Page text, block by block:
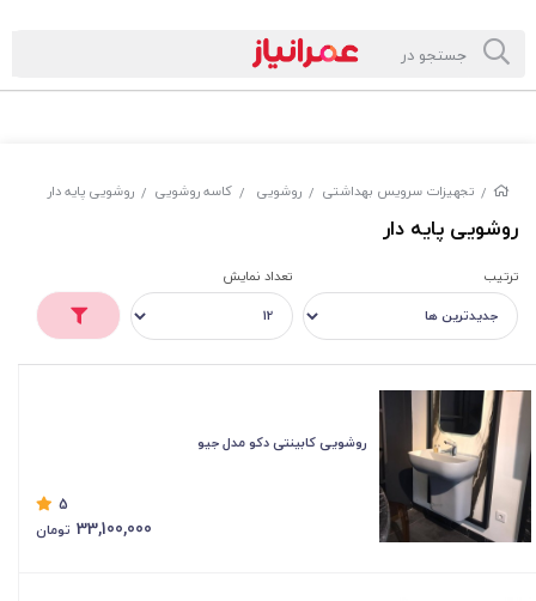
/ تجهیزات سرویس بهداشتی / روشویی / کاسه روشویی / روشویی پایه دار
روشویی پایه دار
ترتیب تعداد نمایش
روشویی کابینتی دکو مدل جیو
5
33,100,000 تومان